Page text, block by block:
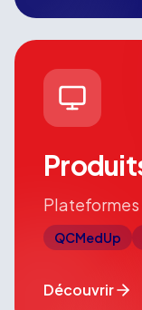
Plateformes
QCMedUp
Découvrir